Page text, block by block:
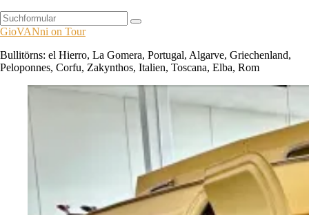
Search
GioVANni on Tour
Bullitörns: el Hierro, La Gomera, Portugal, Algarve, Griechenland,
Peloponnes, Corfu, Zakynthos, Italien, Toscana, Elba, Rom